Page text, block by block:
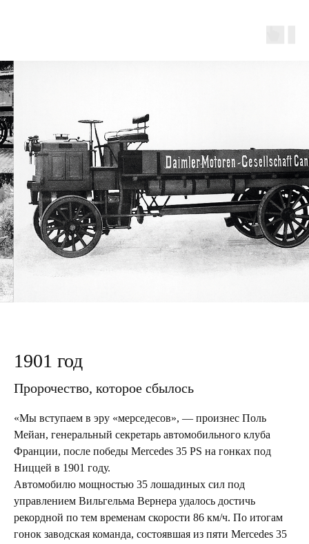
1901 год
Пророчество, которое сбылось
«Мы вступаем в эру «мерседесов», — произнес Поль
Мейан, генеральный секретарь автомобильного клуба
Франции, после победы Mercedes 35 PS на гонках под
Ниццей в 1901 году.
Автомобилю мощностью 35 лошадиных сил под
управлением Вильгельма Вернера удалось достичь
рекордной по тем временам скорости 86 км/ч. По итогам
гонок заводская команда, состоявшая из пяти Mercedes 35